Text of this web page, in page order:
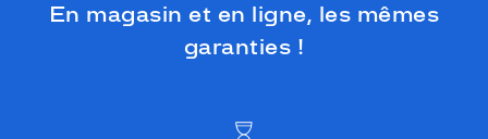
En magasin et en ligne, les mêmes
garanties !